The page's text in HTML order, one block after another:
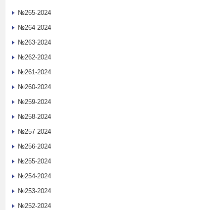
№265-2024
№264-2024
№263-2024
№262-2024
№261-2024
№260-2024
№259-2024
№258-2024
№257-2024
№256-2024
№255-2024
№254-2024
№253-2024
№252-2024